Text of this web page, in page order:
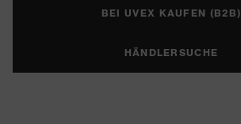
BEI UVEX KAUFEN (B2B)
HÄNDLERSUCHE